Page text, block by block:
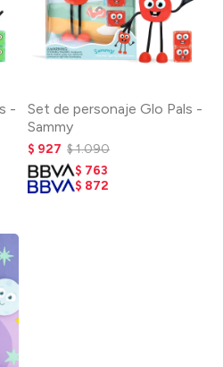
-
Set de personaje Glo Pals -
Sammy
$ 927 $1.090
$ 763
$ 872